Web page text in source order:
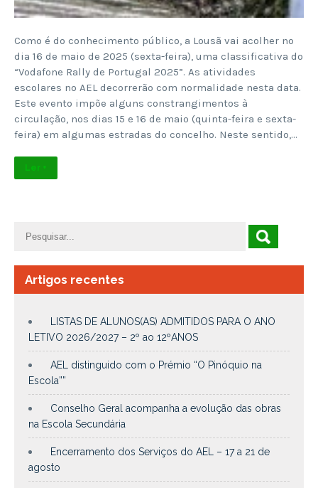
Como é do conhecimento público, a Lousã vai acolher no
dia 16 de maio de 2025 (sexta-feira), uma classificativa do
“Vodafone Rally de Portugal 2025”. As atividades
escolares no AEL decorrerão com normalidade nesta data.
Este evento impõe alguns constrangimentos à
circulação, nos dias 15 e 16 de maio (quinta-feira e sexta-
feira) em algumas estradas do concelho. Neste sentido,…
Ler +
Artigos recentes
LISTAS DE ALUNOS(AS) ADMITIDOS PARA O ANO
LETIVO 2026/2027 – 2º ao 12ºANOS
AEL distinguido com o Prémio “O Pinóquio na
Escola””
Conselho Geral acompanha a evolução das obras
na Escola Secundária
Encerramento dos Serviços do AEL – 17 a 21 de
agosto